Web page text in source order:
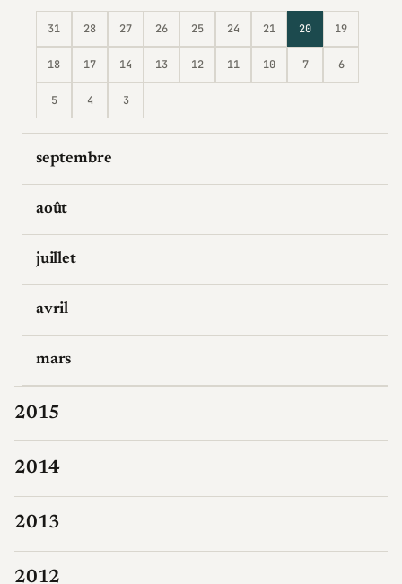
31 28 27 26 25 24 21 20 19
18 17 14 13 12 11 10 7 6
5 4 3
septembre
août
juillet
avril
mars
2015
2014
2013
2012